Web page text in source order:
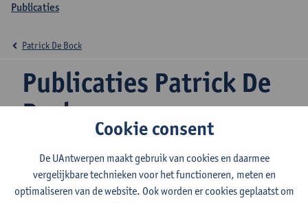
Publicaties
Publicaties Patrick De
Bock
Patrick De Bock
Psychometric properties and reference values for the
instrumented timed-up and go test in adults
Cookie consent
De UAntwerpen maakt gebruik van cookies en daarmee
vergelijkbare technieken voor het functioneren, meten en
optimaliseren van de website. Ook worden er cookies geplaatst om